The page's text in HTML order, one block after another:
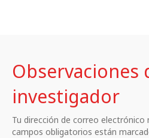
Observaciones
investigador
Tu dirección de correo electrónico
campos obligatorios están